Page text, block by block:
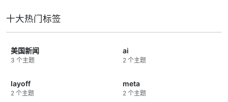
十大热门标签
美国新闻
3 个主题
ai
2 个主题
layoff
2 个主题
meta
2 个主题